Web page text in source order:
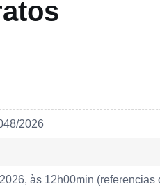
2026
às 12h00min